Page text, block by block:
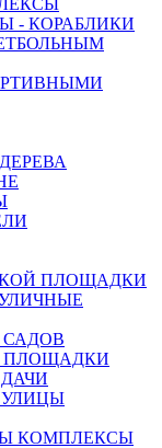
- КОРАБЛИКИ
ПЛОЩАДКИ
САДОВ
ПЛОЩАДКИ
УЛИЦЫ
КОМПЛЕКСЫ